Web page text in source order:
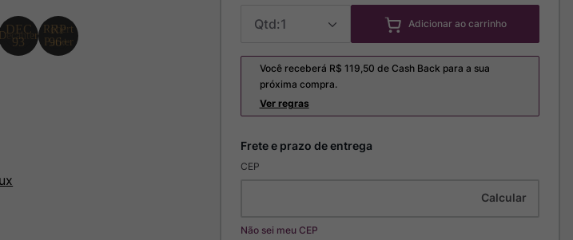
1 Adicionar ao carrinho
Você receberá R$ 119,50 de Cash Back para a sua
próxima compra.
Ver regras
CEP
Não sei meu CEP